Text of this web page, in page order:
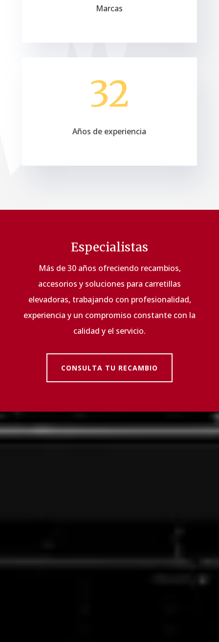
Marcas
32
Años de experiencia
Especialistas
Más de 30 años ofreciendo recambios,
accesorios y soluciones para carretillas
elevadoras, trabajando con profesionalidad,
experiencia y un compromiso constante con la
calidad y el servicio.
CONSULTA TU RECAMBIO